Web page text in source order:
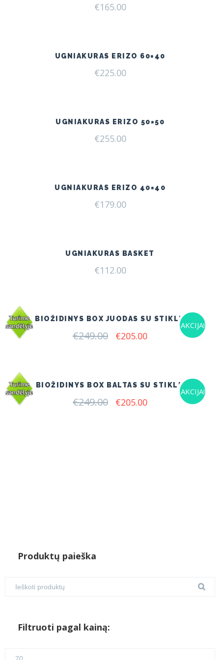
€165.00
UGNIAKURAS ERIZO 60×40
€225.00
UGNIAKURAS ERIZO 50×50
€255.00
UGNIAKURAS ERIZO 40×40
€179.00
UGNIAKURAS BASKET
€112.00
AKCIJA!
BIOŽIDINYS BOX JUODAS SU STIKLU
€249.00 Original
€205.00Current
AKCIJA!
BIOŽIDINYS BOX BALTAS SU STIKLU
€249.00 Original
€205.00Current
Produktų paieška
Filtruoti pagal kainą: